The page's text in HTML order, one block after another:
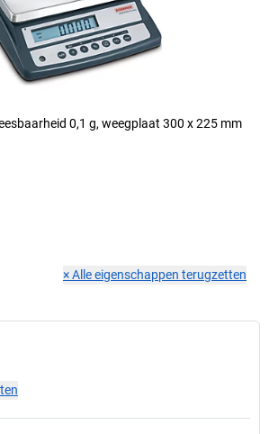
0,1 g, weegplaat 300 x 225 mm
×Alle eigenschappen terugzetten